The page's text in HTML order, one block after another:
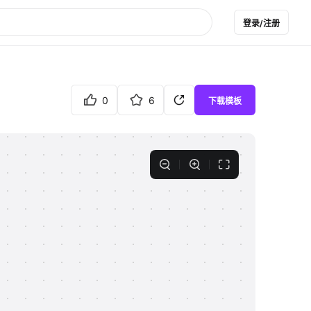
登录/注册
0 6 下载模板